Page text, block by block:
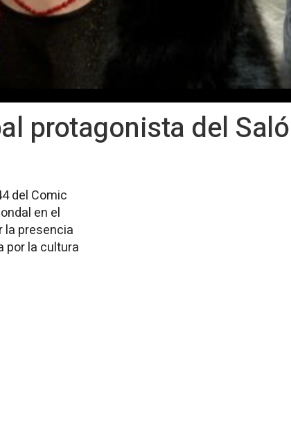
protagonista del
del Comic
en el
la presencia
por la cultura